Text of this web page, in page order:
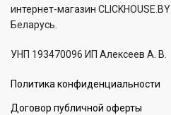
интернет-магазин CLICKHOUSE.BY
Беларусь.
УНП 193470096 ИП Алексеев А. В.
Политика конфиденциальности
Договор публичной оферты